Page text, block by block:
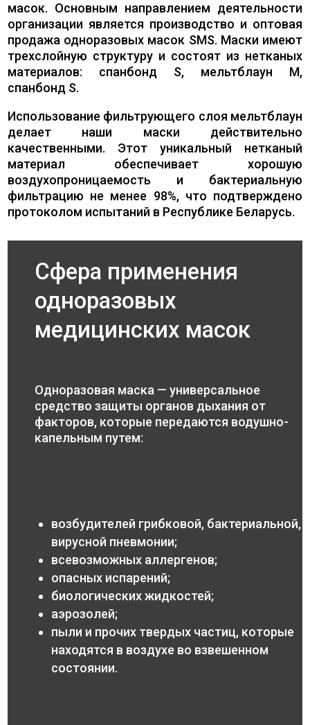
масок. Основным направлением деятельности
организации является производство и оптовая
продажа одноразовых масок SMS. Маски имеют
трехслойную структуру и состоят из нетканых
материалов: спанбонд S, мельтблаун M,
спанбонд S.
Использование фильтрующего слоя мельтблаун
делает наши маски действительно
качественными. Этот уникальный нетканый
материал обеспечивает хорошую
воздухопроницаемость и бактериальную
фильтрацию не менее 98%, что подтверждено
протоколом испытаний в Республике Беларусь.
Сфера применения
одноразовых
медицинских масок
Одноразовая маска — универсальное
средство защиты органов дыхания от
факторов, которые передаются водушно-
капельным путем:
возбудителей грибковой, бактериальной,
вирусной пневмонии;
всевозможных аллергенов;
опасных испарений;
биологических жидкостей;
аэрозолей;
пыли и прочих твердых частиц, которые
находятся в воздухе во взвешенном
состоянии.